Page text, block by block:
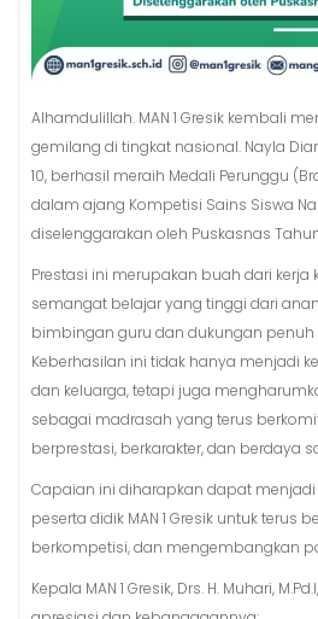
Alhamdulillah. MAN 1 Gresik kembali
gemilang di tingkat nasional. Nayla
10, berhasil meraih Medali Perunggu
dalam ajang Kompetisi Sains Siswa
diselenggarakan oleh Puskasnas
Prestasi ini merupakan buah dari kerja
semangat belajar yang tinggi dari
bimbingan guru dan dukungan penuh
Keberhasilan ini tidak hanya menjadi
dan keluarga, tetapi juga
sebagai madrasah yang terus
berprestasi, berkarakter, dan berdaya
Capaian ini diharapkan dapat
peserta didik MAN 1 Gresik untuk terus
berkompetisi, dan mengembangkan
Kepala MAN 1 Gresik, Drs. H. Muhari,